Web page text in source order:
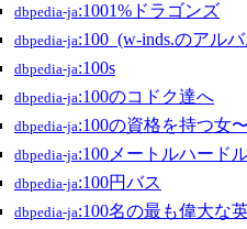
dbpedia-ja:1001%ドラゴンズ
dbpedia-ja:100_(w-inds.のアル
dbpedia-ja:100s
dbpedia-ja:100のコドク達へ
dbpedia-ja:100の資格を持つ女
dbpedia-ja:100メートルハード
dbpedia-ja:100円バス
dbpedia-ja:100名の最も偉大な